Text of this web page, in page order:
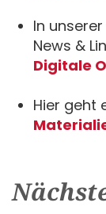
In unserer
News &
Digitale
Hier geht